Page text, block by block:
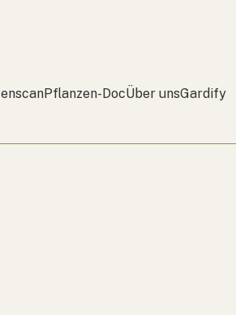
Pflanzen-DocÜber unsGardify